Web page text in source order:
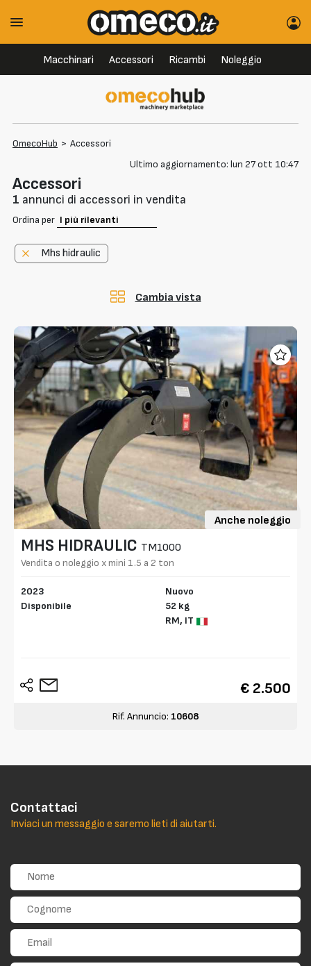
Macchinari Accessori Ricambi Noleggio
OmecoHub > Accessori
Ultimo aggiornamento: lun 27 ott 10:47
Accessori
1 annunci di accessori in vendita
Ordina per
Mhs hidraulic
Cambia vista
Anche noleggio
MHS HIDRAULIC TM1000
Vendita o noleggio x mini 1.5 a 2 ton
2023
Disponibile
Nuovo
52 kg
RM, IT
€ 2.500
Rif. Annuncio: 10608
Contattaci
Inviaci un messaggio e saremo lieti di aiutarti.